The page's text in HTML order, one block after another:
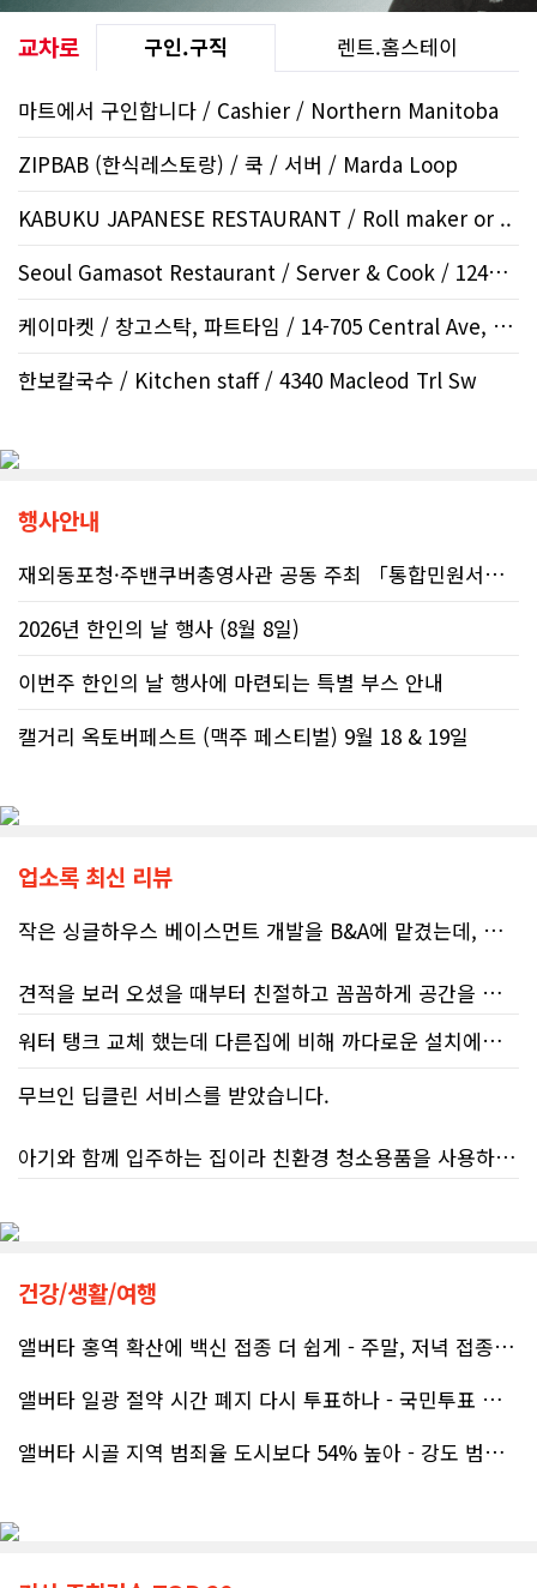
교차로 구인.구직 렌트.홈스테이
마트에서 구인합니다 / Cashier / Northern Manitoba
ZIPBAB (한식레스토랑) / 쿡 / 서버 / Marda Loop
KABUKU JAPANESE RESTAURANT / Roll maker or ..
Seoul Gamasot Restaurant / Server & Cook / 12424 Sym..
케이마켓 / 창고스탁, 파트타임 / 14-705 Central Ave, Sa..
한보칼국수 / Kitchen staff / 4340 Macleod Trl Sw
행사안내
재외동포청·주밴쿠버총영사관 공동 주최 「통합민원서비스 온라인 화상상담회..
2026년 한인의 날 행사 (8월 8일)
이번주 한인의 날 행사에 마련되는 특별 부스 안내
캘거리 옥토버페스트 (맥주 페스티벌) 9월 18 & 19일
업소록 최신 리뷰
작은 싱글하우스 베이스먼트 개발을 B&A에 맡겼는데, 처음부터 끝까지 정말 만족스러운 경험이었습니다.
견적을 보러 오셨을 때부터 친절하고 꼼꼼하게 공간을 확인해 주셨고, 여러 옵션이 포함된 견적 금액도 다른 업체들과 비교했을 때 매우 합리적이었습니다.
저희 집은 사이드 도어가 없어 작업하시기 불편하셨을 텐데도 항상 밝은 모습으로 오셔서 성실하게 작업해 주셨습니다. 공사 중에도 진행 상황과 앞으로의 작업 계획을 수시로 자세히 설명해 주셔서 믿고 맡길 수 있었고, 세심한 소통에 큰 만족을 느꼈습니다.
베이스먼트 개발을 고민하시는 분들께 B&A를 자신 있게 추천드립니다.
워터 탱크 교체 했는데 다른집에 비해 까다로운 설치에도 불구하고 너무 친절하게 잘 해주셨습니다. 수제자 라이언님 최고!
무브인 딥클린 서비스를 받았습니다.
아기와 함께 입주하는 집이라 친환경 청소용품을 사용하는 업체를 찾고 있었는데, 믿음이 가서 망설임 없이 예약했습니다.
청소도 정말 꼼꼼하게 해주셨고, 구석구석 세심하게 신경 써 주셔서 매우 만족했습니다. 덕분에 안심하고 입주했습니다!
건강/생활/여행
앨버타 홍역 확산에 백신 접종 더 쉽게 - 주말, 저녁 접종 클리닉 열..
앨버타 일광 절약 시간 폐지 다시 투표하나 - 국민투표 기준 낮춰지며 ..
앨버타 시골 지역 범죄율 도시보다 54% 높아 - 강도 범죄는 도시가 ..